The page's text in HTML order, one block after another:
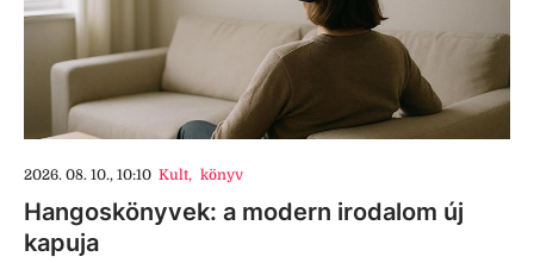
2026. 08. 10., 10:10 Kult, könyv
Hangoskönyvek: a modern irodalom új
kapuja